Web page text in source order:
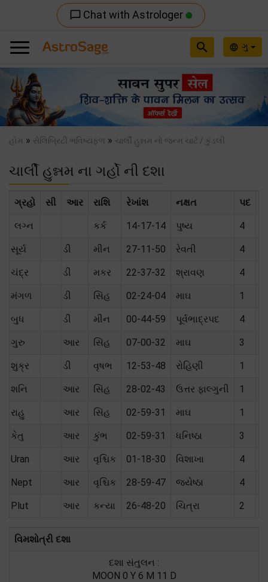
chat_bubble_outline Chat with Astrologer
language ગુ
search
Previous
હોમ » સેલિબ્રિટી ભવિષ્યફળ » ચાર્લી હુન્નમ નો જન્મ ચાર્ટ / કુંડલી
ચાર્લી હુન્નમ ના ગર્હો ની દશા
ગ્રહો સી આર રાશિ રેખાંશ નક્ષત પદ
લગ્ન કર્ક 14-17-14 પુષ્ય 4
સૂર્ય ડી મીન 27-11-50 રેવતી 4
ચંદ્ર ડી મકર 22-37-32 શ્રાવણ 4
મંગળ ડી સિંહ 02-24-04 માઘ 1
બુધ ડી મીન 00-44-59 પૂર્વભાદ્રપદ 4
ગુરુ આર સિંહ 07-00-32 માઘ 3
શુક્ર ડી વૃષભ 12-53-48 રોહિણી 1
શનિ આર સિંહ 28-02-43 ઉત્તર ફાલ્ગુની 1
રાહુ આર સિંહ 02-59-31 માઘ 1
કેતુ આર કુંભ 02-59-31 ધનિષ્ઠા 3
Uran આર વૃશ્ચિક 01-18-30 વિશાખા 4
Nept આર વૃશ્ચિક 28-59-47 જ્યેષ્ઠા 4
Plut આર કન્યા 26-48-20 ચિત્રા 2
વિમશોત્રી દશા
દશા સંતુલન :
MOON 0 Y 6 M 11 D